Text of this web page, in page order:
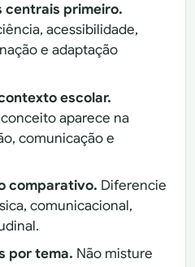
centrais primeiro.
acessibilidade,
e adaptação
escolar.
aparece na
comunicação e
comparativo. Diferencie
comunicacional,
por tema. Não misture